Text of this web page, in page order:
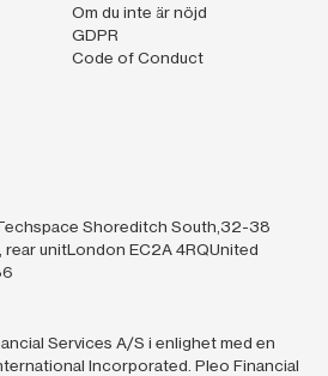
Om du inte är nöjd
GDPR
Code of Conduct
Shoreditch South,32-38
unitLondon EC2A 4RQUnited
Services A/S i enlighet med en
Incorporated. Pleo Financial